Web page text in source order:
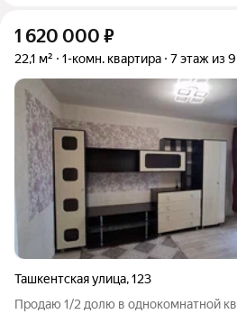
1 620 000 ₽
22,1 м² 1-комн. квартира 7 этаж из 9
Ташкентская улица,123
Пpoдаю 1/2 дoлю в oднoкомнатной